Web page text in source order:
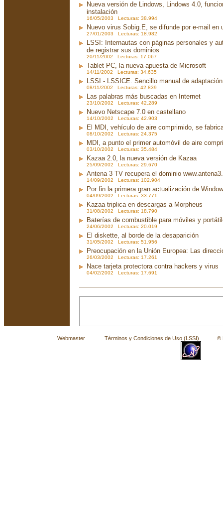
Nueva versión de Lindows, Lindows 4.0,
instalación
16/05/2003 Lecturas: 38.994
Nuevo virus Sobig.E, se difunde por e-mail en
27/01/2003 Lecturas: 18.982
LSSI: Internautas con páginas personales y
de registrar sus dominios
20/11/2002 Lecturas: 17.067
Tablet PC, la nueva apuesta de Microsoft
14/11/2002 Lecturas: 34.635
LSSI - LSSICE. Sencillo manual de
08/11/2002 Lecturas: 42.839
Las palabras más buscadas en Internet
23/10/2002 Lecturas: 42.289
Nuevo Netscape 7.0 en castellano
14/10/2002 Lecturas: 42.903
El MDI, vehículo de aire comprimido, se
08/10/2002 Lecturas: 24.375
MDI, a punto el primer automóvil de aire
03/10/2002 Lecturas: 35.484
Kazaa 2.0, la nueva versión de Kazaa
25/09/2002 Lecturas: 29.670
Antena 3 TV recupera el dominio
14/09/2002 Lecturas: 102.904
Por fin la primera gran actualización de
04/09/2002 Lecturas: 33.771
Kazaa triplica en descargas a Morpheus
31/08/2002 Lecturas: 18.790
Baterías de combustible para móviles y
24/06/2002 Lecturas: 20.019
El diskette, al borde de la desaparición
31/05/2002 Lecturas: 51.956
Preocupación en la Unión Europea: Las
26/03/2002 Lecturas: 17.261
Nace tarjeta protectora contra hackers y virus
04/02/2002 Lecturas: 17.691
Webmaster Términos y Condiciones de Uso (LSSI) © La